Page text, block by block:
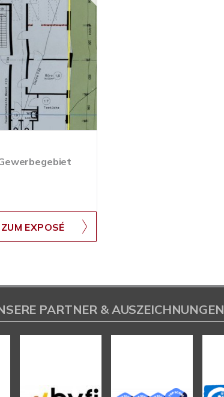
ZUM EXPOSÉ
PARTNER & AUSZEICHNUNGEN